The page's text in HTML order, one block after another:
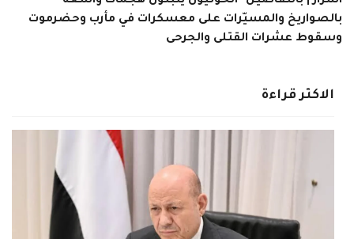
بالصواريخ والمسيّرات على معسكرات في مأرب وحضرموت
وسقوط عشرات القتلى والجرحى
الاكثر قراءة